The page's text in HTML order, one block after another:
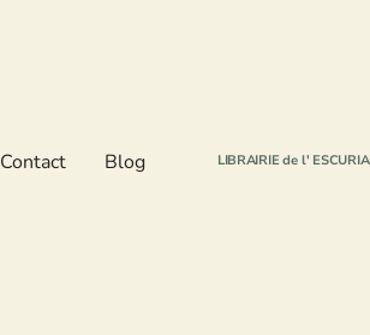
Contact Blog LIBRAIRIE de l'